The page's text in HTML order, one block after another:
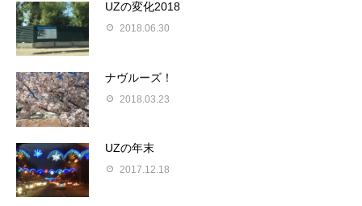
UZの変化2018
2018.06.30
ナヴルーズ！
2018.03.23
UZの年末
2017.12.18